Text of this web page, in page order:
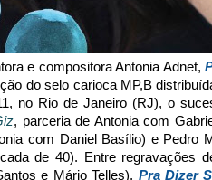
e compositora Antonia Adnet,
do selo carioca MP,B
no Rio de Janeiro (RJ), o
, parceria de Antonia com
com Daniel Basílio) e Pedro
de 40). Entre regravações
e Mário Telles), Pra Dizer